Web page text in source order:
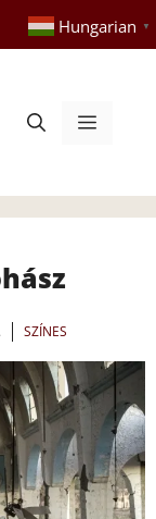
Hungarian ▼
Menü
SZÍNES